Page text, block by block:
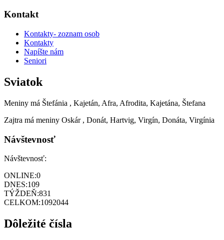
Kontakt
Kontakty- zoznam osob
Kontakty
Napíšte nám
Seniori
Sviatok
Meniny má Štefánia , Kajetán, Afra, Afrodita, Kajetána, Štefana
Zajtra má meniny Oskár , Donát, Hartvig, Virgín, Donáta, Virgínia
Návštevnosť
Návštevnosť:
ONLINE:0
DNES:109
TÝŽDEŇ:831
CELKOM:1092044
Dôležité čísla